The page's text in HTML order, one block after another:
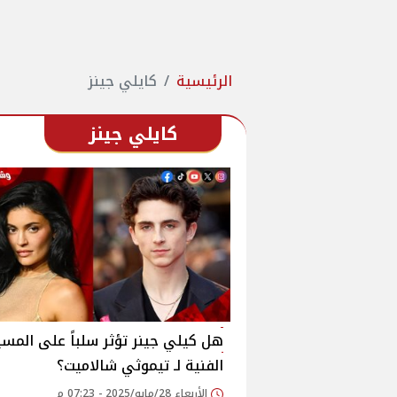
الرئيسية كايلي جينز
كايلي جينز
هل كيلي جينر تؤثر سلباً على
الفنية لـ تيموثي شالاميت؟